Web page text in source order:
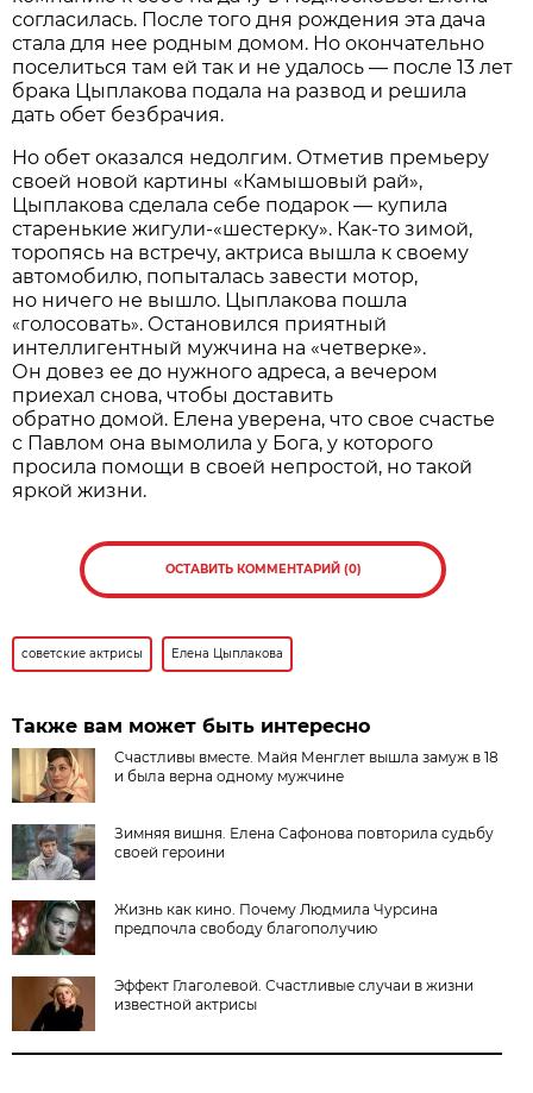
согласилась. После того дня рождения эта дача
стала для нее родным домом. Но окончательно
поселиться там ей так и не удалось — после 13 лет
брака Цыплакова подала на развод и решила
дать обет безбрачия.
Но обет оказался недолгим. Отметив премьеру
своей новой картины «Камышовый рай»,
Цыплакова сделала себе подарок — купила
старенькие жигули-«шестерку». Как-то зимой,
торопясь на встречу, актриса вышла к своему
автомобилю, попыталась завести мотор,
но ничего не вышло. Цыплакова пошла
«голосовать». Остановился приятный
интеллигентный мужчина на «четверке».
Он довез ее до нужного адреса, а вечером
приехал снова, чтобы доставить
обратно домой. Елена уверена, что свое счастье
с Павлом она вымолила у Бога, у которого
просила помощи в своей непростой, но такой
яркой жизни.
ОСТАВИТЬ КОММЕНТАРИЙ (0)
советские актрисы Елена Цыплакова
Также вам может быть интересно
Счастливы вместе. Майя Менглет вышла замуж в 18
и была верна одному мужчине
Зимняя вишня. Елена Сафонова повторила судьбу
своей героини
Жизнь как кино. Почему Людмила Чурсина
предпочла свободу благополучию
Эффект Глаголевой. Счастливые случаи в жизни
известной актрисы